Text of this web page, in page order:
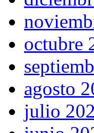
octubre
agosto
julio